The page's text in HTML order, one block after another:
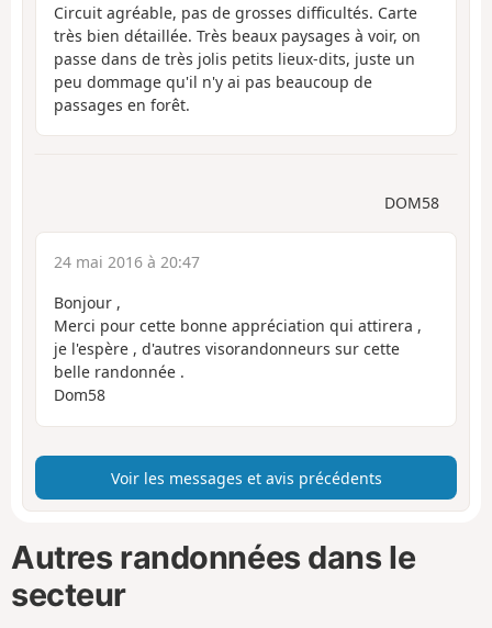
Circuit agréable, pas de grosses difficultés. Carte
très bien détaillée. Très beaux paysages à voir, on
passe dans de très jolis petits lieux-dits, juste un
peu dommage qu'il n'y ai pas beaucoup de
passages en forêt.
DOM58
24 mai 2016 à 20:47
Bonjour ,
Merci pour cette bonne appréciation qui attirera ,
je l'espère , d'autres visorandonneurs sur cette
belle randonnée .
Dom58
Voir les messages et avis précédents
Autres randonnées dans le
secteur